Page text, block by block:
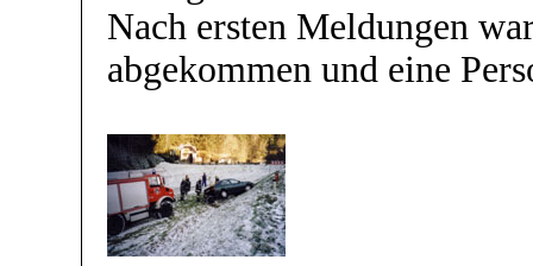
Nach ersten Meldungen
abgekommen und eine